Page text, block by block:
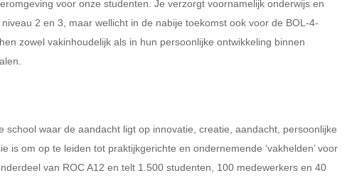
voor onze studenten. Je verzorgt voornamelijk onderwijs en
2 en 3, maar wellicht in de nabije toekomst ook voor de BOL-4-
zowel vakinhoudelijk als in hun persoonlijke ontwikkeling binnen
school waar de aandacht ligt op innovatie, creatie, aandacht, persoonlijke
is om op te leiden tot praktijkgerichte en ondernemende ‘vakhelden’ voor
van ROC A12 en telt 1.500 studenten, 100 medewerkers en 40